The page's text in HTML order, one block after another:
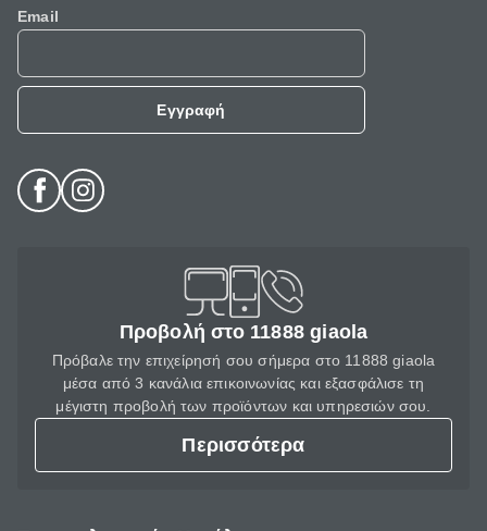
Email
Εγγραφή
Προβολή στο 11888 giaola
Πρόβαλε την επιχείρησή σου σήμερα στο 11888 giaola
μέσα από 3 κανάλια επικοινωνίας και εξασφάλισε τη
μέγιστη προβολή των προϊόντων και υπηρεσιών σου.
Περισσότερα